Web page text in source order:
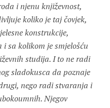
i njenu književnost,
koliko je taj čovjek,
konstrukcije,
sa kolikom je smjelošću
studija. I to ne radi
sladokusca da poznaje
nego radi stvaranja i
Njegov